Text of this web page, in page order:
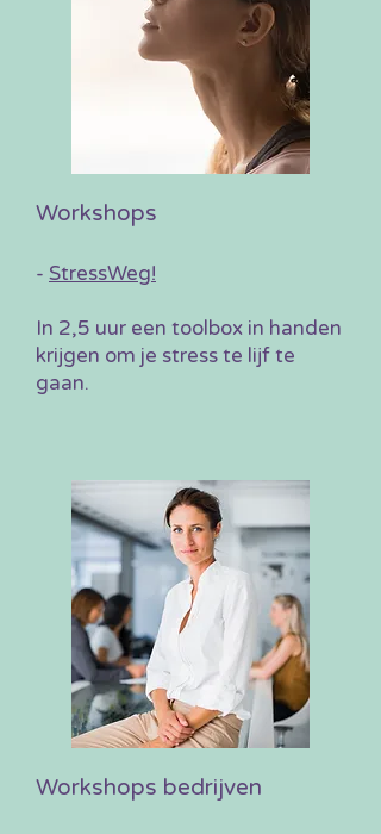
Workshops
- StressWeg!
In 2,5 uur een toolbox in handen
krijgen om je stress te lijf te
gaan.
Workshops bedrijven